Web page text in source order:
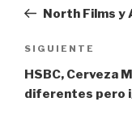
entradas
anterior:
North Films y
Siguiente
entrada
SIGUIENTE
HSBC, Cerveza
diferentes pero